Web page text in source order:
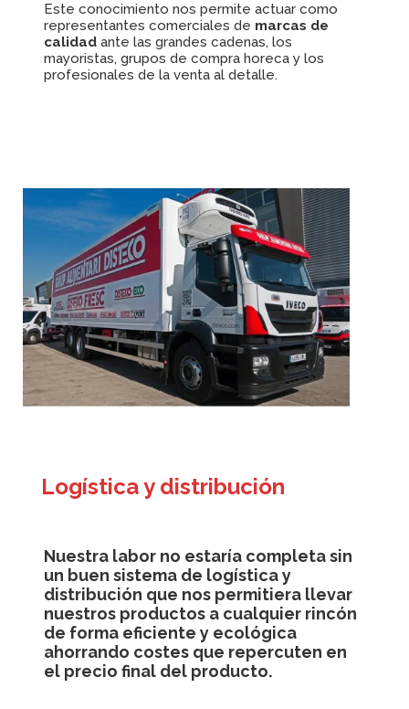
Este conocimiento nos permite actuar como
representantes comerciales de marcas de
calidadante las grandes cadenas, los
mayoristas, grupos de compra horeca y los
profesionales de la venta al detalle.
Logística y distribución
Nuestra labor no estaría completa sin
un buen sistema de logística y
distribución que nos permitiera llevar
nuestros productos a cualquier rincón
de forma eficiente y ecológica
ahorrando costes que repercuten en
el precio final del producto.